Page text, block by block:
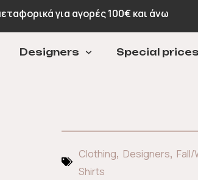
για αγορές 100€ και άνω
Designers Special prices
Clothing, Designers,
Shirts